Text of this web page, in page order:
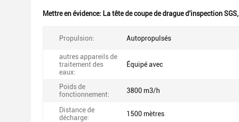
Mettre en évidence: La tête de coupe de drague d'inspection SGS,
Propulsion: Autopropulsés
autres appareils de
traitement des
eaux:
Équipé avec
Poids de
fonctionnement:
3800 m3/h
Distance de
décharge:
1500 mètres